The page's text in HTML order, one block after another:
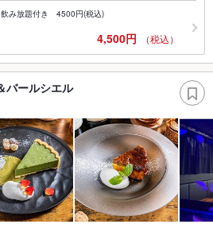
飲み放題付き 4500円(税込)
4,500円 （税込）
ールシエル